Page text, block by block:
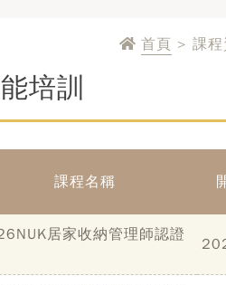
首頁 > 課
培訓
課程名稱
居家收納管理師認證